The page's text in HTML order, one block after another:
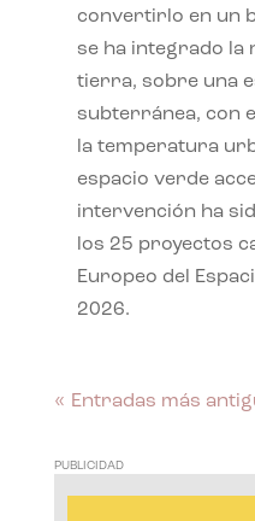
convertirlo en un
se ha integrado la
tierra, sobre una
subterránea, con
la temperatura
espacio verde
intervención ha
los 25 proyectos
Europeo del
2026.
« Entradas más
PUBLICIDAD